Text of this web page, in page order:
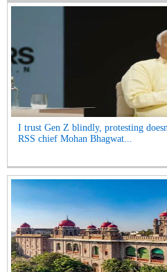
I trust Gen Z blindly, protesting
RSS chief Mohan Bhagwat...